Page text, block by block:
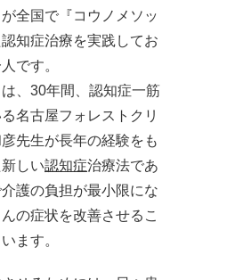
全国で『コウノメソッ
知症治療を実践してお
です。
、30年間、認知症一筋
名古屋フォレストクリ
先生が長年の経験をも
しい認知症治療法であ
護の負担が最小限にな
の症状を改善させるこ
ます。